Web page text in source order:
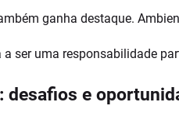
ganha destaque.
ser uma responsabilidade
desafios e